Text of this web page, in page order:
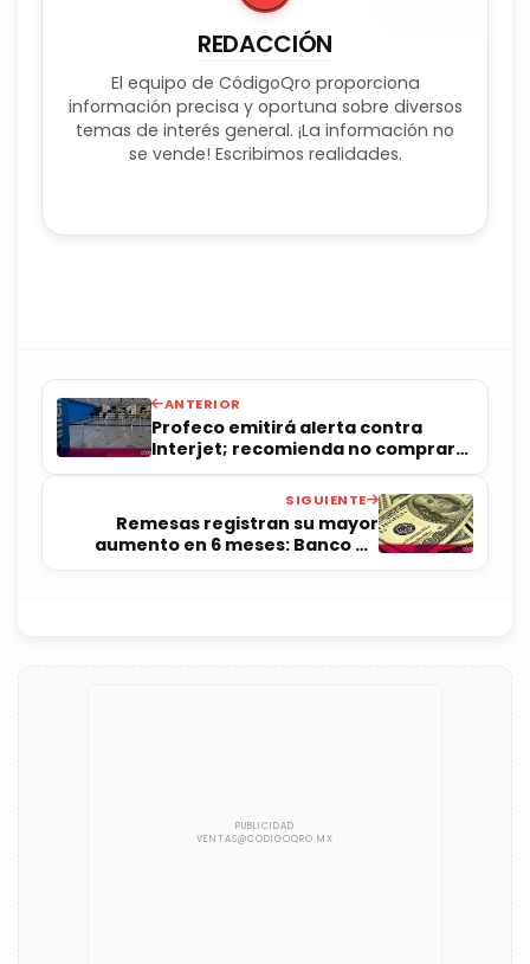
REDACCIÓN
El equipo de CódigoQro proporciona
información precisa y oportuna sobre diversos
temas de interés general. ¡La información no
se vende! Escribimos realidades.
ANTERIOR
Profeco emitirá alerta contra
Interjet; recomienda no comprar
boletos
SIGUIENTE
Remesas registran su mayor
aumento en 6 meses: Banco de
México